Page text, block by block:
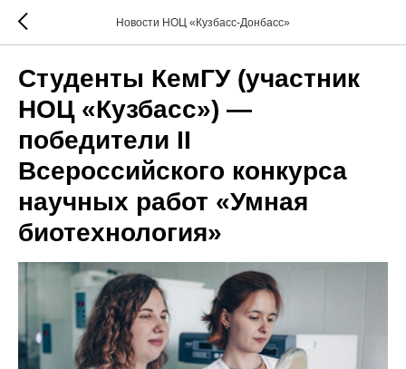
Новости НОЦ «Кузбасс-Донбасс»
Студенты КемГУ (участник
НОЦ «Кузбасс») —
победители II
Всероссийского конкурса
научных работ «Умная
биотехнология»